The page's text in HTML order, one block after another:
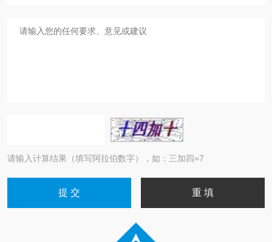
请输入计算结果（填写阿拉伯数字），如：三加四=7